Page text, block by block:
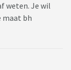
weten. Je wil
maat bh